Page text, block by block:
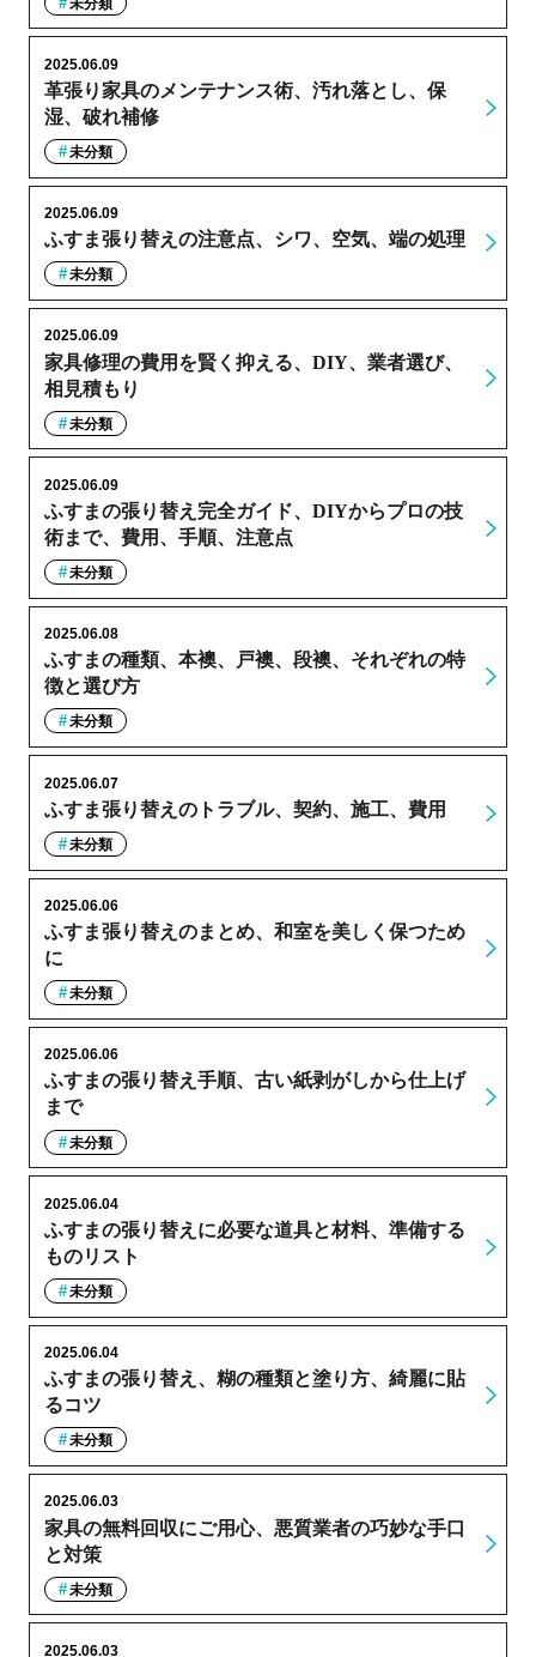
革張り家具のメンテナンス術、汚れ落とし、保
湿、破れ補修
2025.06.09
未分類
ふすま張り替えの注意点、シワ、空気、端の処理
2025.06.09
未分類
家具修理の費用を賢く抑える、DIY、業者選び、
相見積もり
2025.06.09
未分類
ふすまの張り替え完全ガイド、DIYからプロの技
術まで、費用、手順、注意点
2025.06.09
未分類
ふすまの種類、本襖、戸襖、段襖、それぞれの特
徴と選び方
2025.06.08
未分類
ふすま張り替えのトラブル、契約、施工、費用
2025.06.07
未分類
ふすま張り替えのまとめ、和室を美しく保つため
に
2025.06.06
未分類
ふすまの張り替え手順、古い紙剥がしから仕上げ
まで
2025.06.06
未分類
ふすまの張り替えに必要な道具と材料、準備する
ものリスト
2025.06.04
未分類
ふすまの張り替え、糊の種類と塗り方、綺麗に貼
るコツ
2025.06.04
未分類
家具の無料回収にご用心、悪質業者の巧妙な手口
と対策
2025.06.03
未分類
2025.06.03